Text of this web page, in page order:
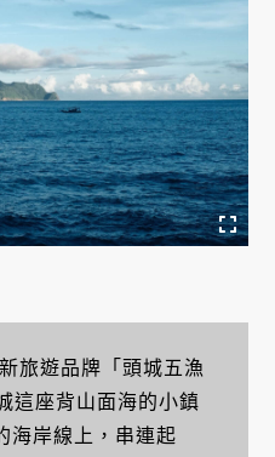
旅遊品牌「頭城五漁
這座背山面海的小鎮
海岸線上，串連起